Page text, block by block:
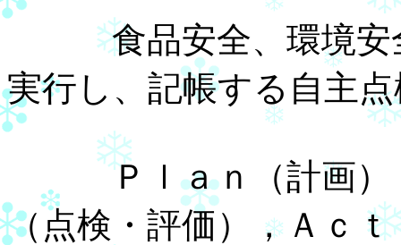
食品安全、環境安全
実行し、記帳する自主
Ｐｌａｎ（計画），
（点検・評価），Ａｃ